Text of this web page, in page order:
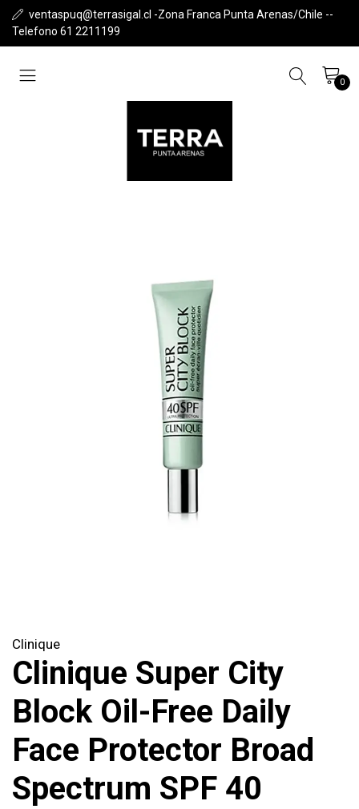
ventaspuq@terrasigal.cl -Zona Franca Punta Arenas/Chile --
Telefono 61 2211199
0
Clinique
Clinique Super City
Block Oil-Free Daily
Face Protector Broad
Spectrum SPF 40